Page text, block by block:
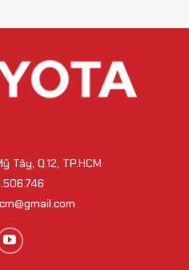
Tây, Q.12, TP.HCM